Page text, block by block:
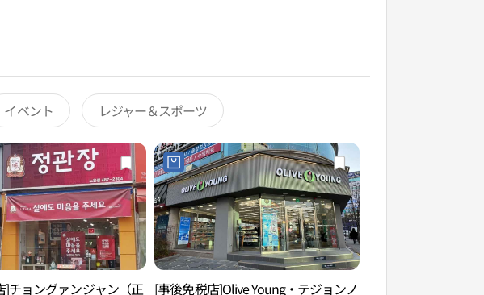
イベント レジャー＆スポーツ
]チョングァンジャン（正
[事後免税店]Olive Young・テジョンノ